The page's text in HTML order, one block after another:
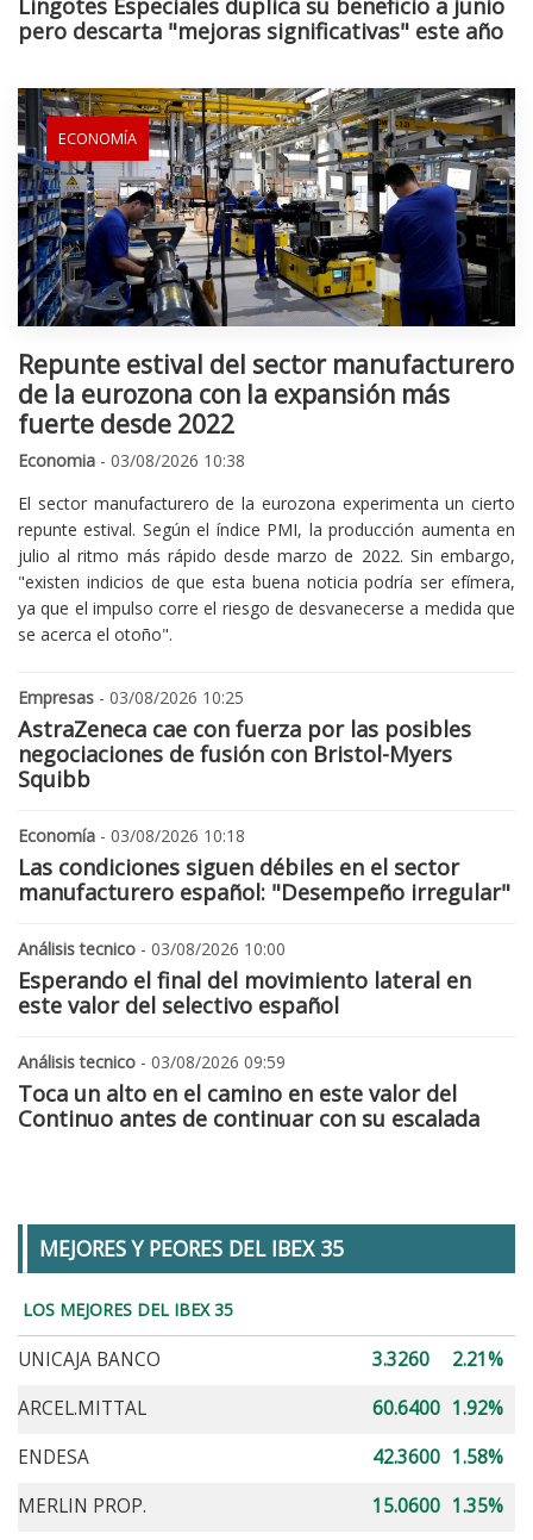
Lingotes Especiales duplica su beneficio a junio
pero descarta "mejoras significativas" este año
ECONOMÍA
Repunte estival del sector manufacturero
de la eurozona con la expansión más
fuerte desde 2022
Economia - 03/08/2026 10:38
El sector manufacturero de la eurozona experimenta un cierto
repunte estival. Según el índice PMI, la producción aumenta en
julio al ritmo más rápido desde marzo de 2022. Sin embargo,
"existen indicios de que esta buena noticia podría ser efímera,
ya que el impulso corre el riesgo de desvanecerse a medida que
se acerca el otoño".
Empresas - 03/08/2026 10:25
AstraZeneca cae con fuerza por las posibles
negociaciones de fusión con Bristol-Myers
Squibb
Economía - 03/08/2026 10:18
Las condiciones siguen débiles en el sector
manufacturero español: "Desempeño irregular"
Análisis tecnico - 03/08/2026 10:00
Esperando el final del movimiento lateral en
este valor del selectivo español
Análisis tecnico - 03/08/2026 09:59
Toca un alto en el camino en este valor del
Continuo antes de continuar con su escalada
MEJORES Y PEORES DEL IBEX 35
LOS MEJORES DEL IBEX 35
UNICAJA BANCO 3.3260
2.21%
ARCEL.MITTAL
60.6400 1.92%
ENDESA
42.3600 1.58%
MERLIN PROP.
15.0600 1.35%